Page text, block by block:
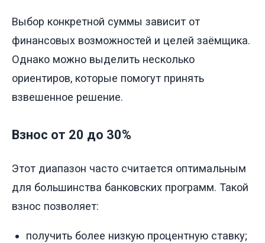
Выбор конкретной суммы зависит от
финансовых возможностей и целей заёмщика.
Однако можно выделить несколько
ориентиров, которые помогут принять
взвешенное решение.
Взнос от 20 до 30%
Этот диапазон часто считается оптимальным
для большинства банковских программ. Такой
взнос позволяет:
получить более низкую процентную ставку;